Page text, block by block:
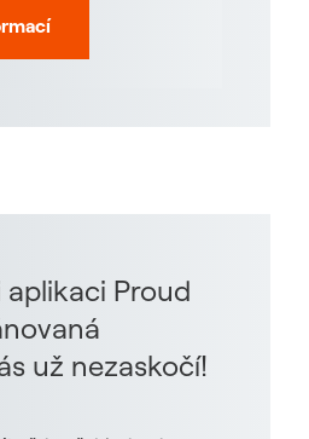
Proud
už nezaskočí!